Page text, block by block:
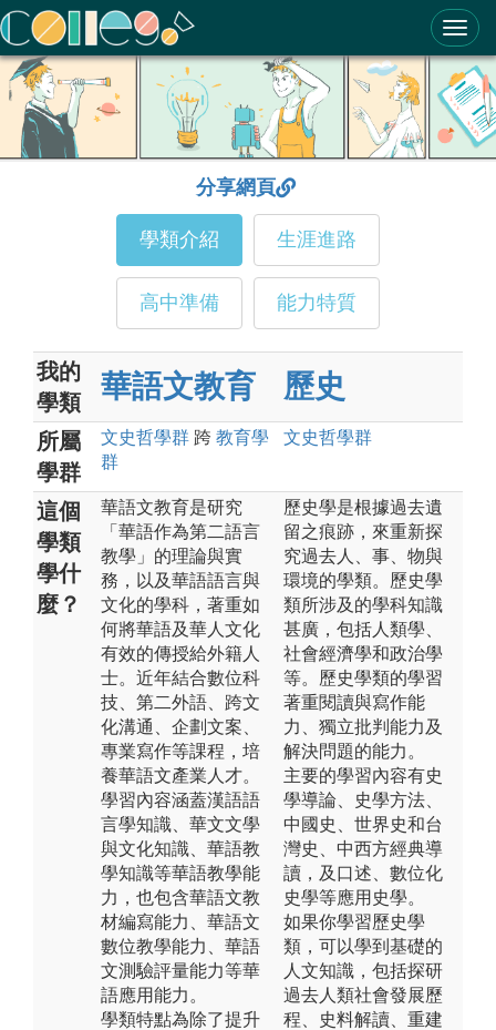
ColleGo! 大學選才與高中育才輔助系統
分享網頁
學類介紹 生涯進路
高中準備 能力特質
我的
學類
華語文教育 歷史
所屬
學群
文史哲學群 跨 教育學
群
文史哲學群
這個
學類
學什
麼？
華語文教育是研究
「華語作為第二語言
教學」的理論與實
務，以及華語語言與
文化的學科，著重如
何將華語及華人文化
有效的傳授給外籍人
士。近年結合數位科
技、第二外語、跨文
化溝通、企劃文案、
專業寫作等課程，培
養華語文產業人才。
學習內容涵蓋漢語語
言學知識、華文文學
與文化知識、華語教
學知識等華語教學能
力，也包含華語文教
材編寫能力、華語文
數位教學能力、華語
文測驗評量能力等華
語應用能力。
學類特點為除了提升
歷史學是根據過去遺
留之痕跡，來重新探
究過去人、事、物與
環境的學類。歷史學
類所涉及的學科知識
甚廣，包括人類學、
社會經濟學和政治學
等。歷史學類的學習
著重閱讀與寫作能
力、獨立批判能力及
解決問題的能力。
主要的學習內容有史
學導論、史學方法、
中國史、世界史和台
灣史、中西方經典導
讀，及口述、數位化
史學等應用史學。
如果你學習歷史學
類，可以學到基礎的
人文知識，包括探研
過去人類社會發展歷
程、史料解讀、重建